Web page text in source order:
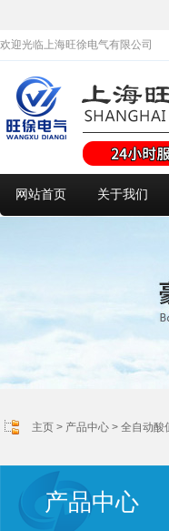
欢迎光临上海旺徐电气有限公司
网站首页 关于我们
主页 > 产品中心 > 全自动酸
产品中心